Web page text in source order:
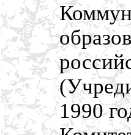
1990